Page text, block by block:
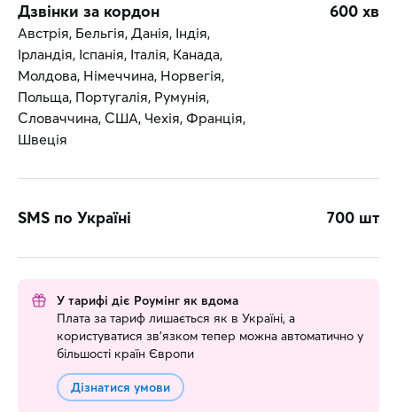
Республіка, Північна Македонія,
Пуерто-Рико, Сальвадор, Самоа,
Саудівська Аравія, Сербія, Сінгапур,
США, Судан, Таджикистан, Тайвань,
Таїланд, Танзанія, Тонга, Туніс,
Туреччина, Узбекистан, Уругвай,
Фарерські острови, Фіджі, Філіппіни,
Дзвінки за кордон 600 хв
Австрія, Бельгія, Данія, Індія,
Ірландія, Іспанія, Італія, Канада,
Молдова, Німеччина, Норвегія,
Польща, Португалія, Румунія,
Словаччина, США, Чехія, Франція,
Швеція
SMS по Україні 700 шт
У тарифі діє Роумінг як вдома
Плата за тариф лишається як в Україні, а
користуватися зв’язком тепер можна автоматично у
більшості країн Європи
Дізнатися умови